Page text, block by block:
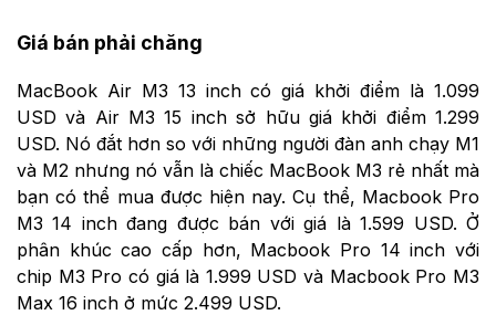
Giá bán phải chăng
MacBook Air M3 13 inch có giá khởi điểm là 1.099
USD và Air M3 15 inch sở hữu giá khởi điểm 1.299
USD. Nó đắt hơn so với những người đàn anh chạy M1
và M2 nhưng nó vẫn là chiếc MacBook M3 rẻ nhất mà
bạn có thể mua được hiện nay. Cụ thể, Macbook Pro
M3 14 inch đang được bán với giá là 1.599 USD. Ở
phân khúc cao cấp hơn, Macbook Pro 14 inch với
chip M3 Pro có giá là 1.999 USD và Macbook Pro M3
Max 16 inch ở mức 2.499 USD.